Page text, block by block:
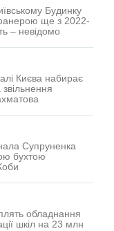
Будинку
ще з 2022-
– невідомо
Києва набирає
звільнення
Супруненка
бухтою
обладнання
шкіл на 23 млн